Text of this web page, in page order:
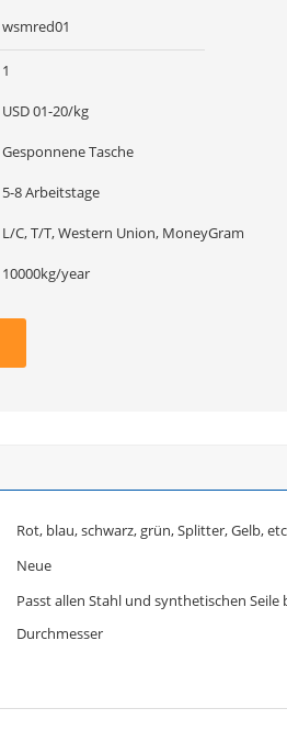
wsmred01
1
USD 01-20/kg
Gesponnene Tasche
5-8 Arbeitstage
L/C, T/T, Western Union, MoneyGram
10000kg/year
Rot, blau, schwarz, grün, Splitter, Gelb,
Neue
Passt allen Stahl und synthetischen Seile
Durchmesser